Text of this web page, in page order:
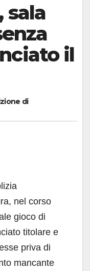
sala
il
di
nel corso
gioco di
titolare e
priva di
mancante